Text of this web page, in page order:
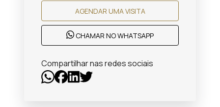
AGENDAR UMA VISITA
CHAMAR NO WHATSAPP
Compartilhar nas redes sociais